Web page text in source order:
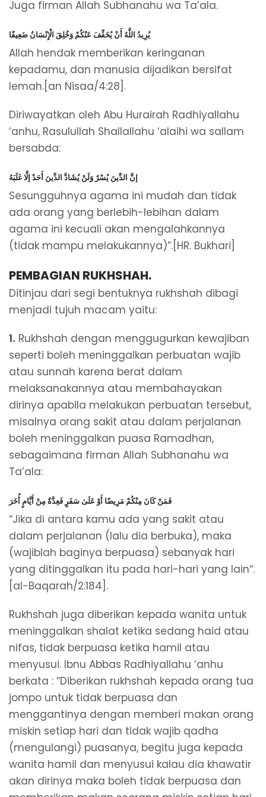
Juga firman Allah Subhanahu wa Ta’ala.
يُرِيدُ اللَّهُ أَنْ يُخَفِّفَ عَنْكُمْ وَخُلِقَ الْإِنْسَانُ ضَعِيفًا
Allah hendak memberikan keringanan
kepadamu, dan manusia dijadikan bersifat
lemah.[an Nisaa/4:28].
Diriwayatkan oleh Abu Hurairah Radhiyallahu
‘anhu, Rasulullah Shallallahu ‘alaihi wa sallam
bersabda:
إنَّ الدِّينَ يُسْرٌ وَلَنْ يُشَادَّ الدِّينَ أَحَدٌ إلَّا غَلَبَهُ
Sesungguhnya agama ini mudah dan tidak
ada orang yang berlebih-lebihan dalam
agama ini kecuali akan mengalahkannya
(tidak mampu melakukannya)”.[HR. Bukhari]
PEMBAGIAN RUKHSHAH.
Ditinjau dari segi bentuknya rukhshah dibagi
menjadi tujuh macam yaitu:
1. Rukhshah dengan menggugurkan kewajiban
seperti boleh meninggalkan perbuatan wajib
atau sunnah karena berat dalam
melaksanakannya atau membahayakan
dirinya apabila melakukan perbuatan tersebut,
misalnya orang sakit atau dalam perjalanan
boleh meninggalkan puasa Ramadhan,
sebagaimana firman Allah Subhanahu wa
Ta’ala:
فَمَنْ كَانَ مِنْكُمْ مَرِيضًا أَوْ عَلَىٰ سَفَرٍ فَعِدَّةٌ مِنْ أَيَّامٍ أُخَرَ
“Jika di antara kamu ada yang sakit atau
dalam perjalanan (lalu dia berbuka), maka
(wajiblah baginya berpuasa) sebanyak hari
yang ditinggalkan itu pada hari-hari yang lain“.
[al-Baqarah/2:184].
Rukhshah juga diberikan kepada wanita untuk
meninggalkan shalat ketika sedang haid atau
nifas, tidak berpuasa ketika hamil atau
menyusui. Ibnu Abbas Radhiyallahu ‘anhu
berkata : “Diberikan rukhshah kepada orang tua
jompo untuk tidak berpuasa dan
menggantinya dengan memberi makan orang
miskin setiap hari dan tidak wajib qadha
(mengulangi) puasanya, begitu juga kepada
wanita hamil dan menyusui kalau dia khawatir
akan dirinya maka boleh tidak berpuasa dan